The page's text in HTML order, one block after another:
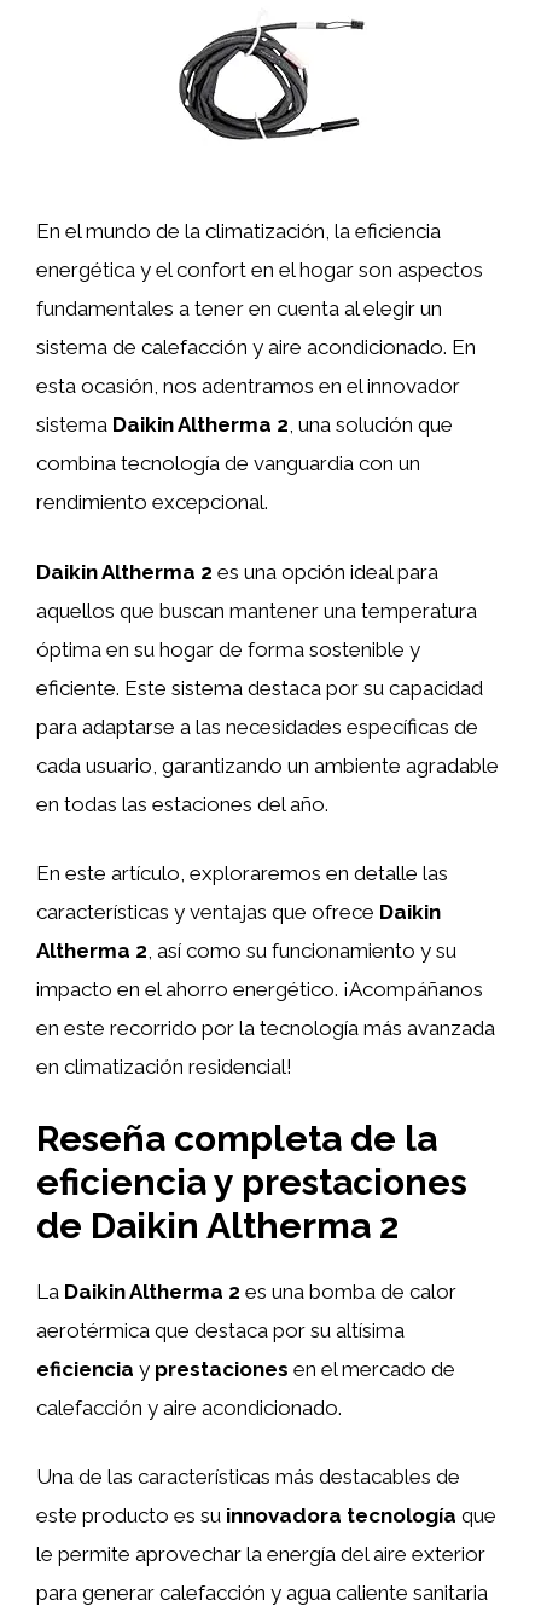
En el mundo de la climatización, la eficiencia
energética y el confort en el hogar son aspectos
fundamentales a tener en cuenta al elegir un
sistema de calefacción y aire acondicionado. En
esta ocasión, nos adentramos en el innovador
sistema Daikin Altherma 2, una solución que
combina tecnología de vanguardia con un
rendimiento excepcional.
Daikin Altherma 2 es una opción ideal para
aquellos que buscan mantener una temperatura
óptima en su hogar de forma sostenible y
eficiente. Este sistema destaca por su capacidad
para adaptarse a las necesidades específicas de
cada usuario, garantizando un ambiente agradable
en todas las estaciones del año.
En este artículo, exploraremos en detalle las
características y ventajas que ofrece Daikin
Altherma 2, así como su funcionamiento y su
impacto en el ahorro energético. ¡Acompáñanos
en este recorrido por la tecnología más avanzada
en climatización residencial!
Reseña completa de la
eficiencia y prestaciones
de Daikin Altherma 2
La Daikin Altherma 2 es una bomba de calor
aerotérmica que destaca por su altísima
eficiencia y prestaciones en el mercado de
calefacción y aire acondicionado.
Una de las características más destacables de
este producto es su innovadora tecnología que
le permite aprovechar la energía del aire exterior
para generar calefacción y agua caliente sanitaria